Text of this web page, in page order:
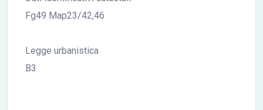
Fg49 Map23/42,46
Legge urbanistica
B3